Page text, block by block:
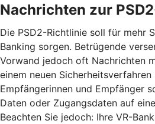
Nachrichten zur
Die PSD2-Richtlinie soll für mehr
Banking sorgen. Betrügende
Vorwand jedoch oft Nachrichten
einem neuen
Empfängerinnen und Empfänger
Daten oder Zugangsdaten auf
Beachten Sie jedoch: Ihre VR-